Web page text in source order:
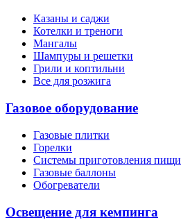
Казаны и саджи
Котелки и треноги
Мангалы
Шампуры и решетки
Грили и коптильни
Все для розжига
Газовое оборудование
Газовые плитки
Горелки
Системы приготовления пищи
Газовые баллоны
Обогреватели
Освещение для кемпинга